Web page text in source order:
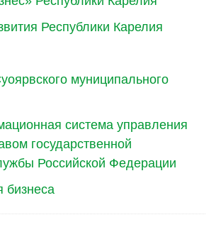
Республики Карелия
муниципального
система управления
государственной
Российской Федерации
бизнеса